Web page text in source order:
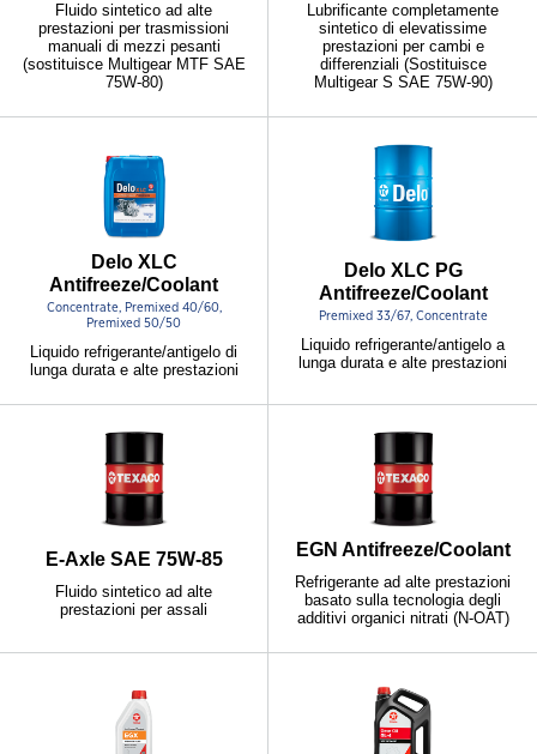
Fluido sintetico ad alte
prestazioni per trasmissioni
manuali di mezzi pesanti
(sostituisce Multigear MTF SAE
75W-80)
Lubrificante completamente
sintetico di elevatissime
prestazioni per cambi e
differenziali (Sostituisce
Multigear S SAE 75W-90)
Delo XLC
Antifreeze/Coolant
Concentrate, Premixed 40/60,
Premixed 50/50
Liquido refrigerante/antigelo di
lunga durata e alte prestazioni
Delo XLC PG
Antifreeze/Coolant
Premixed 33/67, Concentrate
Liquido refrigerante/antigelo a
lunga durata e alte prestazioni
E-Axle SAE 75W-85
Fluido sintetico ad alte
prestazioni per assali
EGN Antifreeze/Coolant
Refrigerante ad alte prestazioni
basato sulla tecnologia degli
additivi organici nitrati (N-OAT)